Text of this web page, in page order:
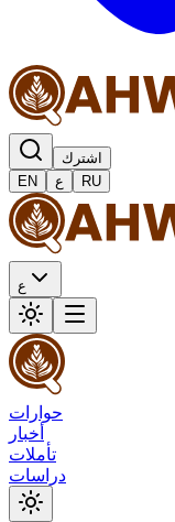
اشترك
EN
ع RU
ع
حوارات
أخبار
تأملات
دراسات